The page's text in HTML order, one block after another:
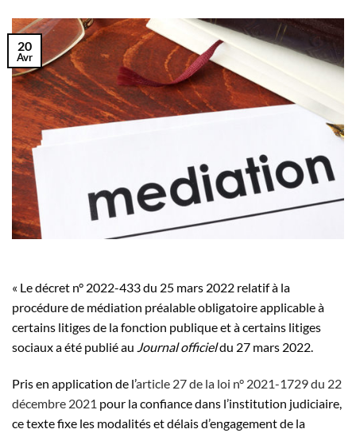
20
Avr
« Le décret n° 2022-433 du 25 mars 2022 relatif à la
procédure de médiation préalable obligatoire applicable à
certains litiges de la fonction publique et à certains litiges
sociaux a été publié au Journal officieldu 27 mars 2022.
Pris en application de l’article 27 de la loi n° 2021-1729 du 22
décembre 2021 pour la confiance dans l’institution judiciaire,
ce texte fixe les modalités et délais d’engagement de la